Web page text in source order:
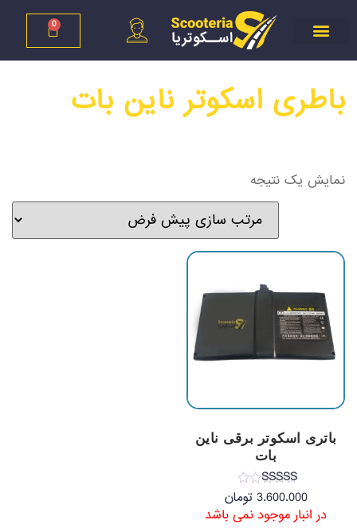
0
باطری اسکوتر ناین بات
نمایش یک نتیجه
باتری اسکوتر برقی ناین
بات
نمره
4.33
از 5
3.600.000 تومان
در انبار موجود نمی باشد